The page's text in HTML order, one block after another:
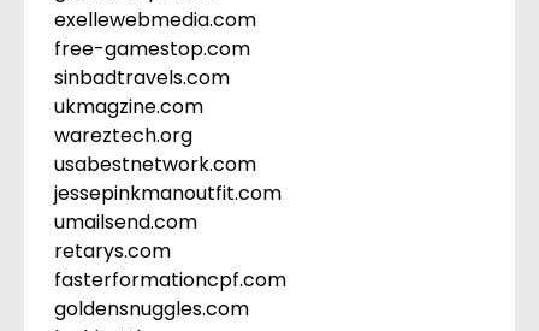
exellewebmedia.com
free-gamestop.com
sinbadtravels.com
ukmagzine.com
wareztech.org
usabestnetwork.com
jessepinkmanoutfit.com
umailsend.com
retarys.com
fasterformationcpf.com
goldensnuggles.com